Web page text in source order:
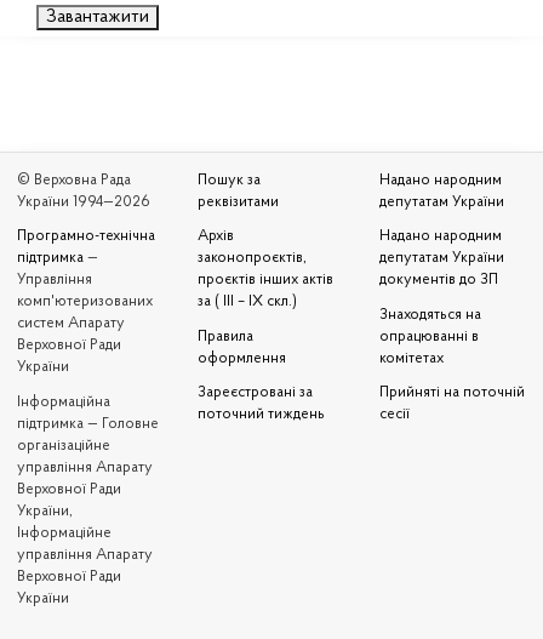
Завантажити
© Верховна Рада
України 1994—2026
Програмно-технічна
підтримка —
Управління
комп'ютеризованих
систем Апарату
Верховної Ради
України
Iнформаційна
підтримка — Головне
організаційне
управління Апарату
Верховної Ради
України,
Інформаційне
управління Апарату
Верховної Ради
України
Пошук за
реквізитами
Архів
законопроєктів,
проєктів інших актів
за ( III – IX скл.)
Правила
оформлення
Зареєстровані за
поточний тиждень
Надано народним
депутатам України
Надано народним
депутатам України
документів до ЗП
Знаходяться на
опрацюванні в
комітетах
Прийняті на поточній
сесії